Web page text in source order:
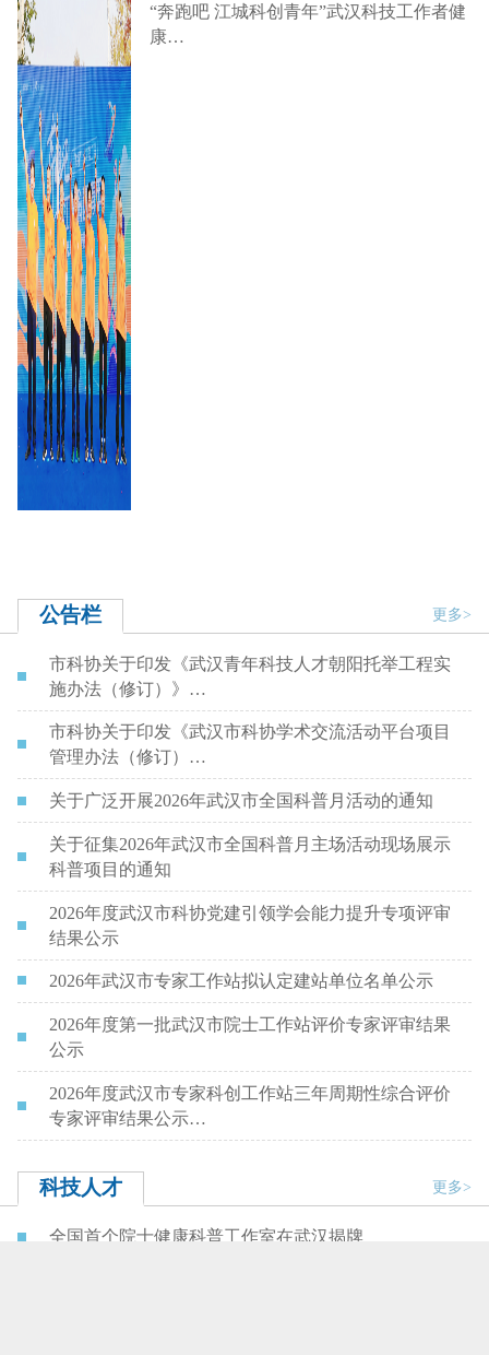
“奔跑吧 江城科创青年”武汉科技工作者健
康…
更多>
公告栏
市科协关于印发《武汉青年科技人才朝阳托举工程实
施办法（修订）》…
市科协关于印发《武汉市科协学术交流活动平台项目
管理办法（修订）…
关于广泛开展2026年武汉市全国科普月活动的通知
关于征集2026年武汉市全国科普月主场活动现场展示
科普项目的通知
2026年度武汉市科协党建引领学会能力提升专项评审
结果公示
2026年武汉市专家工作站拟认定建站单位名单公示
2026年度第一批武汉市院士工作站评价专家评审结果
公示
2026年度武汉市专家科创工作站三年周期性综合评价
专家评审结果公示…
更多>
科技人才
全国首个院士健康科普工作室在武汉揭牌